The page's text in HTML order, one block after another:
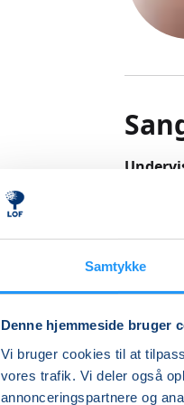
Samtykke
Denne hjemmeside bruger
Vi bruger cookies til at
vores trafik. Vi deler også
annonceringspartnere og
let øvet
hos
der
netop